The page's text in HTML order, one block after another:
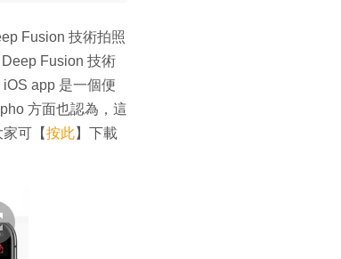
Fusion 技術拍照
Fusion 技術
app 是一個便
方面也認為，這
可【按此】下載